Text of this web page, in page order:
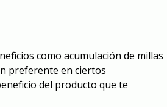
como acumulación de millas
preferente en ciertos
del producto que te